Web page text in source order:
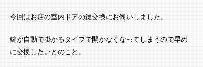
今回はお店の室内ドアの鍵交換にお伺いしました。
鍵が自動で掛かるタイプで開かなくなってしまうので早め
に交換したいとのこと。